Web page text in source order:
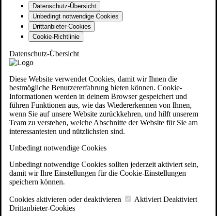
Datenschutz-Übersicht
Unbedingt notwendige Cookies
Drittanbieter-Cookies
Cookie-Richtlinie
Datenschutz-Übersicht
Diese Website verwendet Cookies, damit wir Ihnen die
bestmögliche Benutzererfahrung bieten können. Cookie-
Informationen werden in deinem Browser gespeichert und
führen Funktionen aus, wie das Wiedererkennen von Ihnen,
wenn Sie auf unsere Website zurückkehren, und hilft unserem
Team zu verstehen, welche Abschnitte der Website für Sie am
interessantesten und nützlichsten sind.
Unbedingt notwendige Cookies
Unbedingt notwendige Cookies sollten jederzeit aktiviert sein,
damit wir Ihre Einstellungen für die Cookie-Einstellungen
speichern können.
Cookies aktivieren oder deaktivieren Aktiviert Deaktiviert
Drittanbieter-Cookies